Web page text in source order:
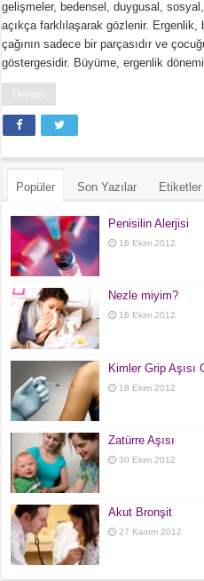
gelişmeler, bedensel, duygusal,
açıkça farklılaşarak gözlenir. Ergenlik,
çağının sadece bir parçasıdır ve
göstergesidir. Büyüme, ergenlik
Devamı
Popüler Son Yazılar Etiketler
Penisilin Alerjisi
16 Ekim 2012
Nezle miyim?
16 Ekim 2012
Kimler Grip Aşısı
18 Ekim 2012
Zatürre Aşısı
30 Ekim 2012
Akut Bronşit
27 Kasım 2012